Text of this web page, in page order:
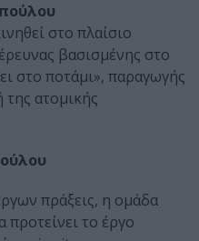
στο πλαίσιο
βασισμένης στο
στο ποτάμι», παραγωγής
ατομικής
πράξεις, η ομάδα
το έργο